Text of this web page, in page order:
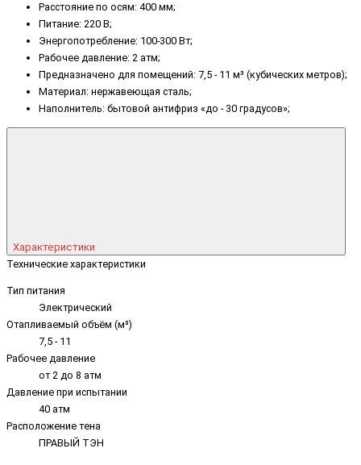
Расстояние по осям: 400 мм;
Питание: 220 В;
Энергопотребление: 100-300 Вт;
Рабочее давление: 2 атм;
Предназначено для помещений: 7,5 - 11 м³ (кубических метров);
Материал: нержавеющая сталь;
Наполнитель: бытовой антифриз «до - 30 градусов»;
Характеристики
Технические характеристики
Тип питания
Электрический
Отапливаемый объём (м³)
7,5 - 11
Рабочее давление
от 2 до 8 атм
Давление при испытании
40 атм
Расположение тена
ПРАВЫЙ ТЭН